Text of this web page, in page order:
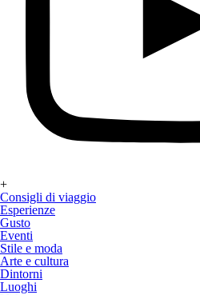
+
Consigli di viaggio
Esperienze
Gusto
Eventi
Stile e moda
Arte e cultura
Dintorni
Luoghi